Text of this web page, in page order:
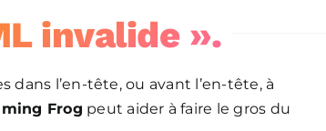
invalide ».
l’en-tête, ou avant l’en-tête, à
Frog peut aider à faire le gros du